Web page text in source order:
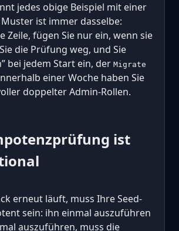
jedes obige Beispiel mit einer
ist immer dasselbe:
Zeile, fügen Sie nur ein, wenn sie
die Prüfung weg, und Sie
bei jedem Start ein, der Migrate
einer Woche haben Sie
doppelter Admin-Rollen.
ist
erneut läuft, muss Ihre Seed-
sein: ihn einmal auszuführen
auszuführen, muss die